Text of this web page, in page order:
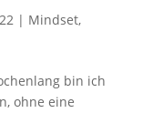
| Mindset,
bin ich
ohne eine